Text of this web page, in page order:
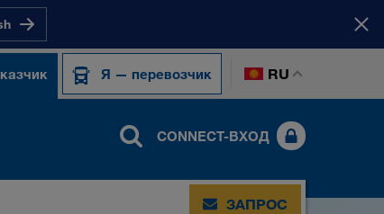
Я — перевозчик RU
CONNECT-ВХОД
ЗАПРОС